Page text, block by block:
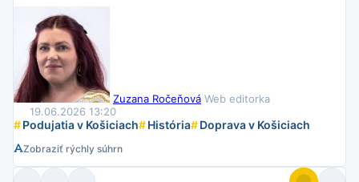
Zuzana Ročeňová Web editorka
19.06.2026 13:20
#Podujatia v Košiciach#História#Doprava v Košiciach
Zobraziť rýchly súhrn